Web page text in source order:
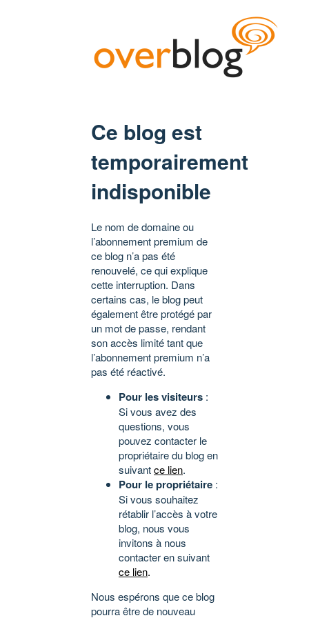
Ce blog est
temporairement
indisponible
Le nom de domaine ou
l’abonnement premium de
ce blog n’a pas été
renouvelé, ce qui explique
cette interruption. Dans
certains cas, le blog peut
également être protégé par
un mot de passe, rendant
son accès limité tant que
l’abonnement premium n’a
pas été réactivé.
Pour les visiteurs :
Si vous avez des
questions, vous
pouvez contacter le
propriétaire du blog en
suivantce lien.
Pour le propriétaire :
Si vous souhaitez
rétablir l’accès à votre
blog, nous vous
invitons à nous
contacter en suivant
ce lien.
Nous espérons que ce blog
pourra être de nouveau